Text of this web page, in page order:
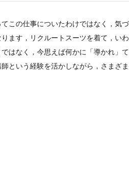
この仕事についたわけではなく，気
ます，リクルートスーツを着て，い
はなく，今思えば何かに「導かれ」
という経験を活かしながら，さまざ